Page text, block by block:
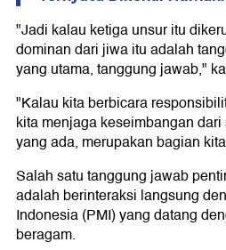
"Jadi kalau ketiga unsur itu
dominan dari jiwa itu adalah
yang utama, tanggung jawab,"
"Kalau kita berbicara
kita menjaga keseimbangan
yang ada, merupakan bagian
Salah satu tanggung jawab
adalah berinteraksi langsung
Indonesia (PMI) yang datang
beragam.